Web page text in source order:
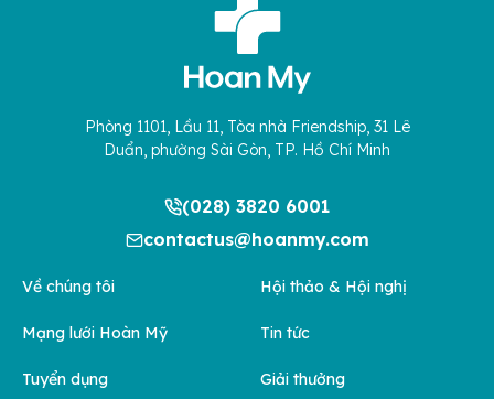
Phòng 1101, Lầu 11, Tòa nhà Friendship, 31 Lê
Duẩn, phường Sài Gòn, TP. Hồ Chí Minh
(028) 3820 6001
contactus@hoanmy.com
Về chúng tôi
Mạng lưới Hoàn Mỹ
Tuyển dụng
Hội thảo & Hội nghị
Tin tức
Giải thưởng